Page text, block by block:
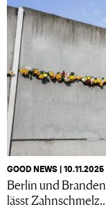
GOOD NEWS | 10.11.2025
Berlin und
lässt